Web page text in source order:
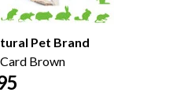
Pet Brand
Brown